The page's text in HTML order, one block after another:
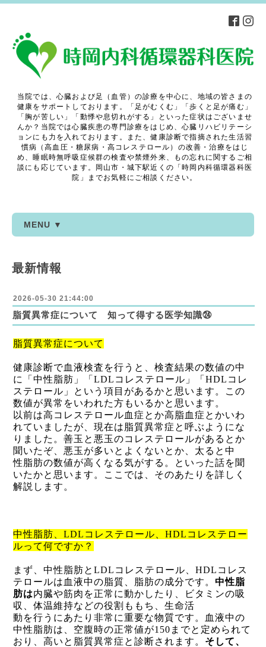
当院では、心臓および足（血管）の診療を中心に、地域の皆さまの
健康をサポートしております。「足がむくむ」「歩くと足が痛む」
「胸が苦しい」「動悸や息切れがする」といった症状はございませ
んか？当院では心臓疾患の専門診療をはじめ、心臓リハビリテーシ
ョンにも力を入れております。また、健康診断で指摘された生活習
慣病（高血圧・糖尿病・高コレステロール）の改善・治療をはじ
め、睡眠時無呼吸症候群の検査や禁煙外来、もの忘れに関するご相
談にも応じています。岡山市・城下駅近くの「時岡内科循環器科医
院」までお気軽にご相談ください。
MENU ▼
最新情報
2026-05-30 21:44:00
脂質異常症について 知って得する医学知識㉔
脂質異常症について
健康診断で血液検査を行うと、検査結果の数値の中
に「中性脂肪」「 LDL コレステロール」「 HDL コレ
ステロール」という項目があるかと思います。この
数値が異常をいわれた方もいるかと思います。
以前は高コレステロール血症とか高脂血症とかいわ
れていましたが、現在は脂質異常症と呼ぶようにな
りました。善玉と悪玉のコレステロールがあるとか
聞いたぞ、悪玉が多いとよくないとか、太ると中
性脂肪の数値が高くなる気がする。といった話を聞
いたかと思います。ここでは、そのあたりを詳しく
解説します。
中性脂肪、 LDL コレステロール、 HDL コレステロー
ルって何ですか？
まず、中性脂肪と LDL コレステロール、 HDL コレス
テロールは血液中の脂質、脂肪の成分です。 中性脂
肪は内臓や筋肉を正常に動かしたり、ビタミンの吸
収、体温維持などの役割ももち、生命活
動を行うにあたり非常に重要な物質です。血液中の
中性脂肪は、空腹時の正常値が150 までと定められて
おり、高いと脂質異常症と診断されます。 そして、